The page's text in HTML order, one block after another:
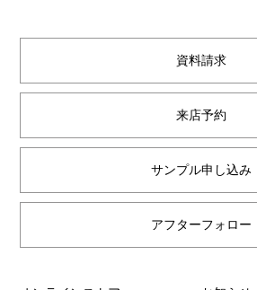
資料請求
来店予約
サンプル申し込み
アフターフォロー